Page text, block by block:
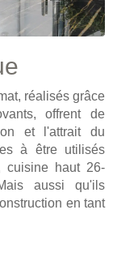
réalisés grâce
offrent de
et l'attrait du
à être utilisés
cuisine haut 26-
aussi qu'ils
en tant